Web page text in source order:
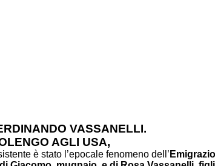
VASSANELLI.
AGLI USA,
è stato l’epocale fenomeno dell’